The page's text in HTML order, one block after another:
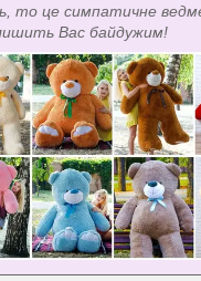
то це симпатичне
Вас байдужим!